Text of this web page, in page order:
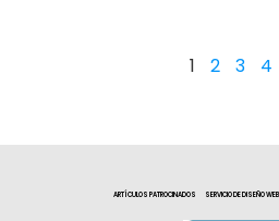
1 2 3 4
ARTÍCULOS PATROCINADOS SERVICIO DE DISEÑO WEB